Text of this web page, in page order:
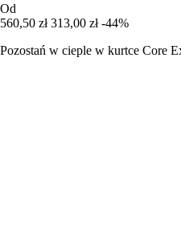
Od
560,50 zł 313,00 zł -44%
Pozostań w cieple w kurtce Core